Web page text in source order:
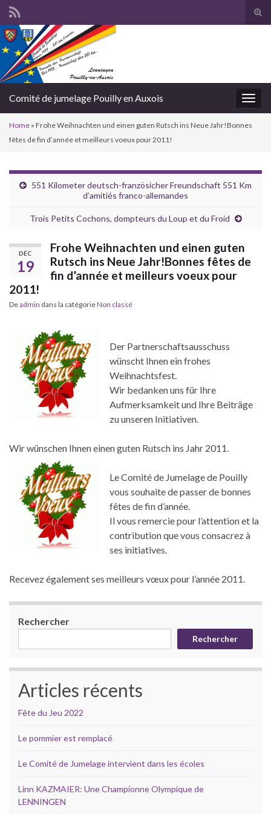
Comité de jumelage Pouilly en Auxois
Home » Frohe Weihnachten und einen guten Rutsch ins Neue Jahr!Bonnes
fêtes de fin d’année et meilleurs voeux pour 2011!
551 Kilometer deutsch-französicher Freundschaft 551 Km
d’amitiés franco-allemandes
Trois Petits Cochons, dompteurs du Loup et du Froid
DÉC
19
Frohe Weihnachten und einen guten
Rutsch ins Neue Jahr!Bonnes fêtes de
fin d’année et meilleurs voeux pour
2011!
Deadmin dans la catégorieNon classé
Der Partnerschaftsausschuss
wünscht Ihnen ein frohes
Weihnachtsfest.
Wir bedanken uns für Ihre
Aufmerksamkeit und Ihre Beiträge
zu unseren Initiativen.
Wir wünschen Ihnen einen guten Rutsch ins Jahr 2011.
Le Comité de Jumelage de Pouilly
vous souhaite de passer de bonnes
fêtes de fin d’année.
Il vous remercie pour l’attention et la
contribution que vous consacrez à
ses initiatives.
Recevez également ses meilleurs vœux pour l’année 2011.
Rechercher
Rechercher
Articles récents
Fête du Jeu 2022
Le pommier est remplacé
Le Comité de Jumelage intervient dans les écoles
Linn KAZMAIER: Une Championne Olympique de
LENNINGEN